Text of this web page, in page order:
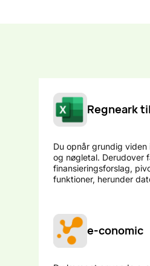
Regneark
Du opnår grundig
og nøgletal. Derudover
finansieringsforslag,
funktioner, herunder
e-conomic